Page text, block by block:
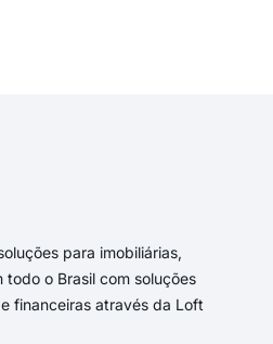
para imobiliárias,
todo o Brasil com soluções
financeiras através da Loft